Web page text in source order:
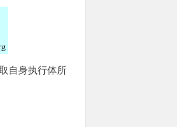
自身执行体所